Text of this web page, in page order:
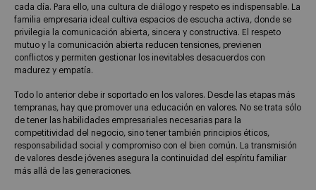
cada día. Para ello, una cultura de diálogo y respeto es indispensable. La
familia empresaria ideal cultiva espacios de escucha activa, donde se
privilegia la comunicación abierta, sincera y constructiva. El respeto
mutuo y la comunicación abierta reducen tensiones, previenen
conflictos y permiten gestionar los inevitables desacuerdos con
madurez y empatía.
Todo lo anterior debe ir soportado en los valores. Desde las etapas más
tempranas, hay que promover una educación en valores. No se trata sólo
de tener las habilidades empresariales necesarias para la
competitividad del negocio, sino tener también principios éticos,
responsabilidad social y compromiso con el bien común. La transmisión
de valores desde jóvenes asegura la continuidad del espíritu familiar
más allá de las generaciones.